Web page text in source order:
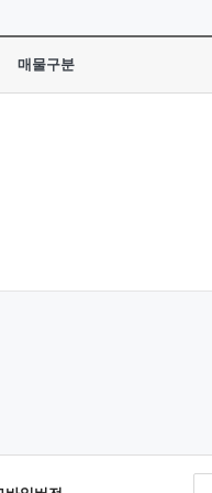
매물구분